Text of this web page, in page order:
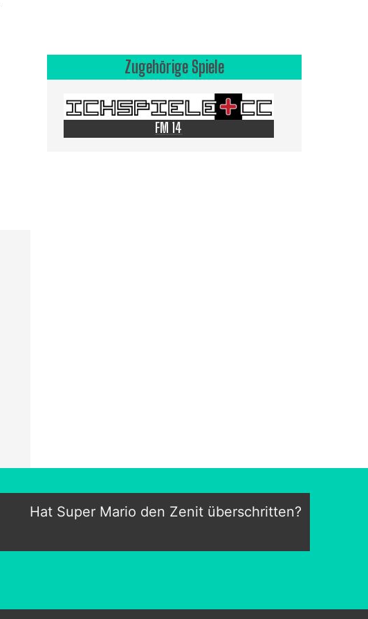
Zugehörige Spiele
FM 14
Hat Super Mario den Zenit überschritten?